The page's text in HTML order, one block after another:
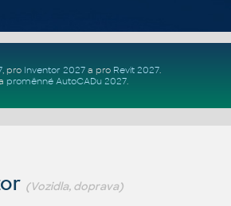
, pro Inventor 2027a pro Revit 2027.
proměnné AutoCADu 2027.
(Vozidla, doprava)